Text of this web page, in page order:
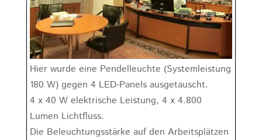
Hier wurde eine Pendelleuchte (Systemleistung
180 W) gegen 4 LED-Panels ausgetauscht.
4 x 40 W elektrische Leistung, 4 x 4.800
Lumen Lichtfluss.
Die Beleuchtungsstärke auf den Arbeitsplätzen